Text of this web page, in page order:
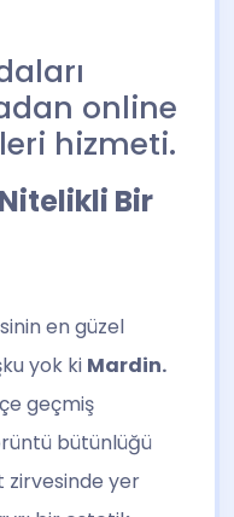
online
hizmeti.
Bir
en güzel
yok ki Mardin.
geçmiş
bütünlüğü
zirvesinde yer